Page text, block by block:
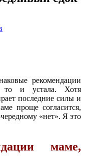
рекомендации
то и устала. Хотя
последние силы и
проще согласится,
«нет». Я это
маме,